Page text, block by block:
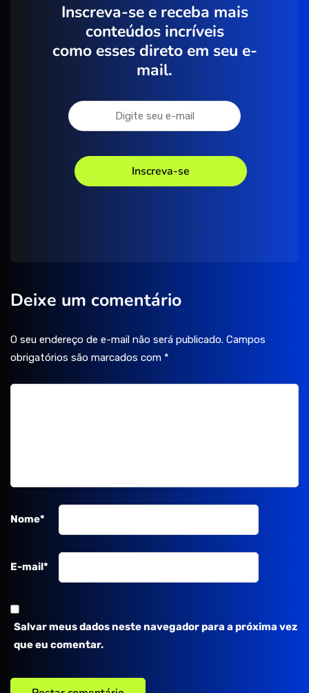
Inscreva-se e receba mais
conteúdos incríveis
como esses direto em seu e-
mail.
Deixe um comentário
O seu endereço de e-mail não será publicado. Campos
obrigatórios são marcados com *
Nome*
E-mail*
Salvar meus dados neste navegador para a próxima vez
que eu comentar.